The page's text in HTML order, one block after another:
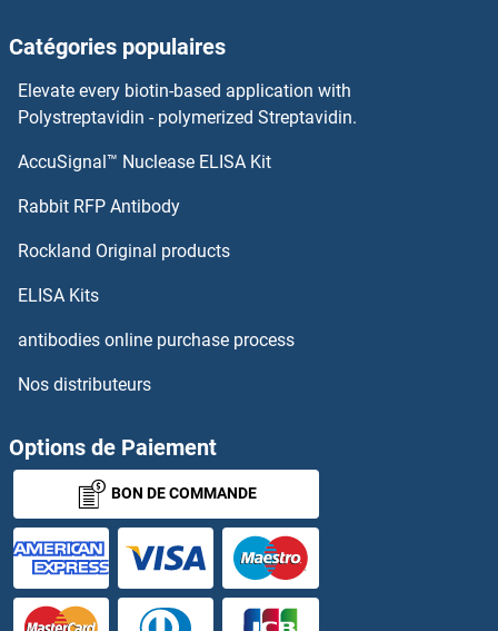
ALAS1 Anticorps
ALDH7A1 Anticorps
ALDH9A1 Anticorps
ALDOA Anticorps
ALDOB Anticorps
Aldolase Anticorps
Aldolase C, Fructose-Bisphosphate Anticorps
Aldosterone Anticorps
ALG1 Anticorps
Catégories populaires
Elevate every biotin-based application with
Polystreptavidin - polymerized Streptavidin.
AccuSignal™ Nuclease ELISA Kit
Rabbit RFP Antibody
Rockland Original products
ELISA Kits
antibodies online purchase process
Nos distributeurs
Options de Paiement
BON DE COMMANDE